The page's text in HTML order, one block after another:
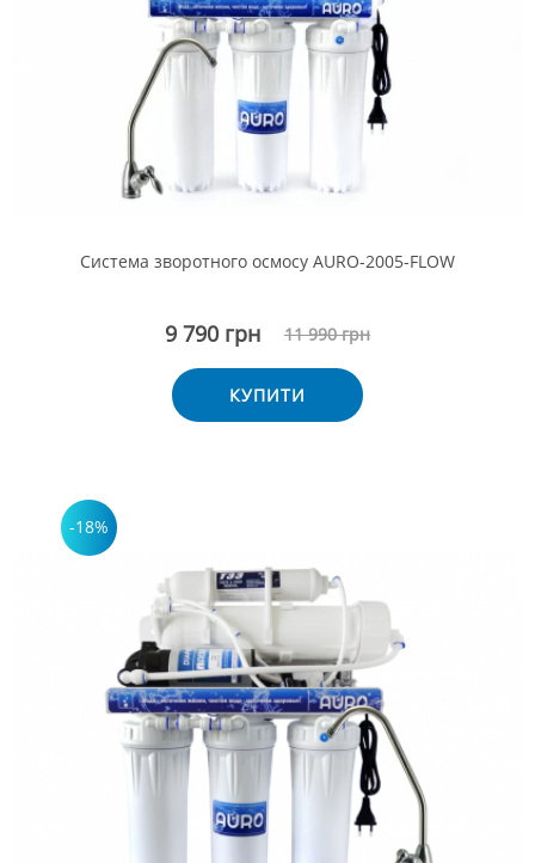
Система зворотного осмосу AURO-2005-FLOW
9 790 грн 11 990 грн
КУПИТИ
-18%